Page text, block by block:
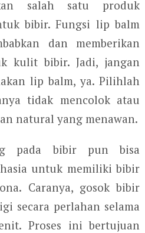
salah satu produk
bibir. Fungsi lip balm
dan memberikan
kulit bibir. Jadi, jangan
lip balm, ya. Pilihlah
tidak mencolok atau
natural yang menawan.
pada bibir pun bisa
untuk memiliki bibir
Caranya, gosok bibir
secara perlahan selama
Proses ini bertujuan